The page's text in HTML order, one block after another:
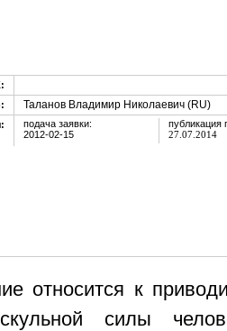
Таланов Владимир Николаевич (RU)
подача заявки:
2012-02-15
публикация
27.07.2014
относится к
силы